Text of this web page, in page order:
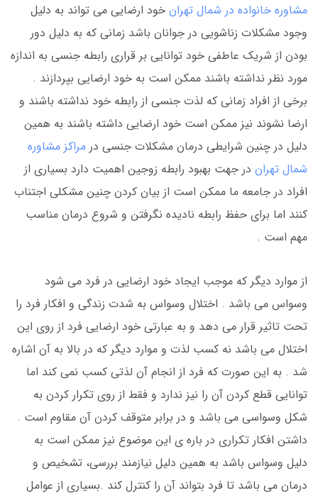
مشاوره خانواده در شمال تهران خود ارضایی می تواند به دلیل
وجود مشکلات زناشویی در جوانان باشد زمانی که به دلیل دور
بودن از شریک عاطفی خود توانایی بر قراری رابطه جنسی به اندازه
مورد نظر نداشته باشند ممکن است به خود ارضایی بپردازند .
برخی از افراد زمانی که لذت جنسی از رابطه خود نداشته باشند و
ارضا نشوند نیز ممکن است خود ارضایی داشته باشند به همین
دلیل در چنین شرایطی درمان مشکلات جنسی در مراکز مشاوره
شمال تهران در جهت بهبود رابطه زوجین اهمیت دارد بسیاری از
افراد در جامعه ما ممکن است از بیان کردن چنین مشکلی اجتناب
کنند اما برای حفظ رابطه نادیده نگرفتن و شروع درمان مناسب
مهم است .
از موارد دیگر که موجب ایجاد خود ارضایی در فرد می شود
وسواس می باشد . اختلال وسواس به شدت زندگی و افکار فرد را
تحت تاثیر قرار می دهد و به عبارتی خود ارضایی فرد از روی این
اختلال می باشد نه کسب لذت و موارد دیگر که در بالا به آن اشاره
شد . به این صورت که فرد از انجام آن لذتی کسب نمی کند اما
توانایی قطع کردن آن را نیز ندارد و فقط از روی تکرار کردن به
شکل وسواسی می باشد و در برابر متوقف کردن آن مقاوم است .
داشتن افکار تکراری در باره ی این موضوع نیز ممکن است به
دلیل وسواس باشد به همین دلیل نیازمند بررسی، تشخیص و
درمان می باشد تا فرد بتواند آن را کنترل کند .بسیاری از عوامل